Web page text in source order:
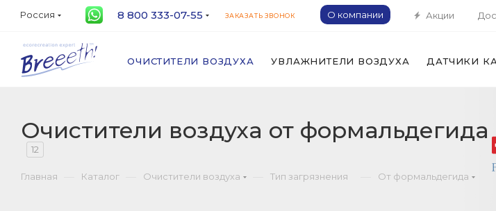
Россия 8 800 333-07-55 ЗАКАЗАТЬ ЗВОНОК О компании Акции
ОЧИСТИТЕЛИ ВОЗДУХА УВЛАЖНИТЕЛИ ВОЗДУХА ДАТЧИКИ
Очистители воздуха от формальдегида
12
Главная Каталог Очистители воздуха Тип загрязнения От формальдегида